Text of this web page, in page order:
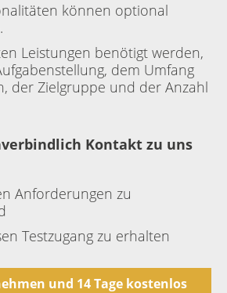
können optional
Leistungen benötigt werden,
dem Umfang
der Zielgruppe und der Anzahl
Kontakt zu uns
Anforderungen zu
Testzugang zu erhalten
und 14 Tage kostenlos